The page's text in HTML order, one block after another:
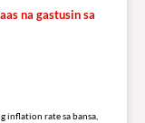
na gastusin sa
inflation rate sa bansa,